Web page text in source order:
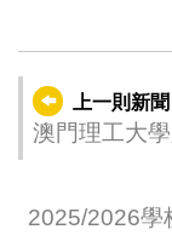
上一則新聞
澳門理工大
2025/2026學